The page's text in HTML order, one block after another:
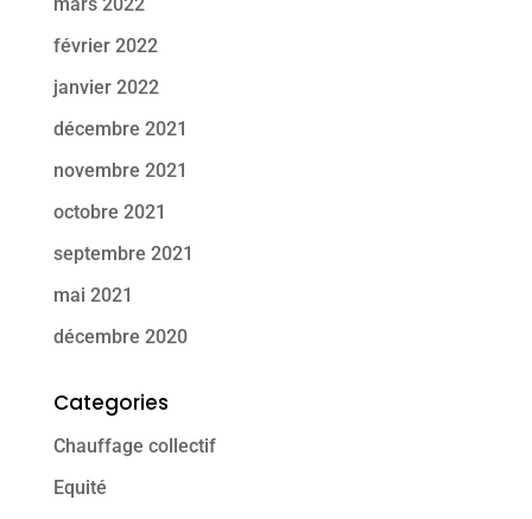
février 2022
janvier 2022
décembre 2021
novembre 2021
octobre 2021
septembre 2021
mai 2021
décembre 2020
Categories
Chauffage collectif
Equité